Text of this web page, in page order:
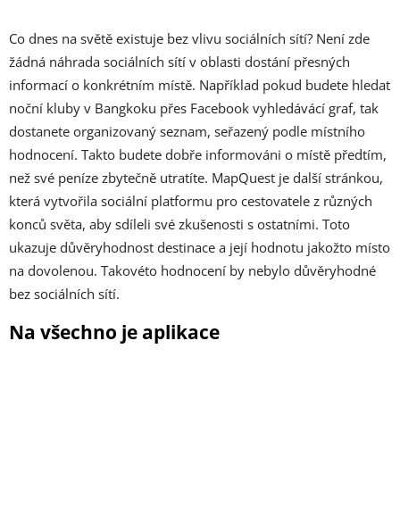
Co dnes na světě existuje bez vlivu sociálních sítí? Není zde
žádná náhrada sociálních sítí v oblasti dostání přesných
informací o konkrétním místě. Například pokud budete hledat
noční kluby v Bangkoku přes Facebook vyhledávácí graf, tak
dostanete organizovaný seznam, seřazený podle místního
hodnocení. Takto budete dobře informováni o místě předtím,
než své peníze zbytečně utratíte. MapQuest je další stránkou,
která vytvořila sociální platformu pro cestovatele z různých
konců světa, aby sdíleli své zkušenosti s ostatními. Toto
ukazuje důvěryhodnost destinace a její hodnotu jakožto místo
na dovolenou. Takovéto hodnocení by nebylo důvěryhodné
bez sociálních sítí.
Na všechno je aplikace